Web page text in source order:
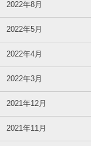
2022年8月
2022年5月
2022年4月
2022年3月
2021年12月
2021年11月